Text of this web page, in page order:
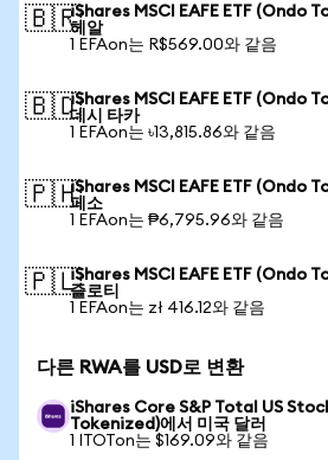
🇧🇷iShares MSCI EAFE ETF (Ondo
헤알
1 EFAon는 R$569.00와 같음
🇧🇩iShares MSCI EAFE ETF (Ondo
데시 타카
1 EFAon는 ৳13,815.86와 같음
🇵🇭iShares MSCI EAFE ETF (Ondo
페소
1 EFAon는 ₱6,795.96와 같음
🇵🇱iShares MSCI EAFE ETF (Ondo
즐로티
1 EFAon는 zł 416.12와 같음
다른 RWA를 USD로 변환
iShares Core S&P Total US
Tokenized)에서 미국 달러
1 ITOTon는 $169.09와 같음